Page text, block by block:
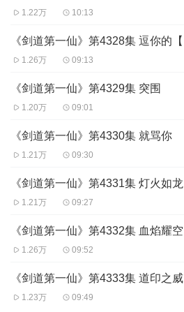
1.22万 10:13
1.26万 09:13
《剑道第一仙》第4329集 突围
1.20万 09:01
《剑道第一仙》第4330集 就骂你
1.21万 09:30
《剑道第一仙》第4331集 灯火如龙
1.21万 09:27
1.26万 09:52
《剑道第一仙》第4333集 道印之威
1.23万 09:49